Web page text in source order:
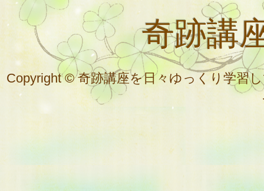
奇跡講
Copyright © 奇跡講座を日々ゆっくり学習